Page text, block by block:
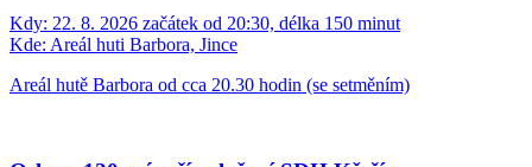
Kdy: 22. 8. 2026 začátek od 20:30, délka 150 minut
Kde: Areál huti Barbora, Jince
Areál hutě Barbora od cca 20.30 hodin (se setměním)